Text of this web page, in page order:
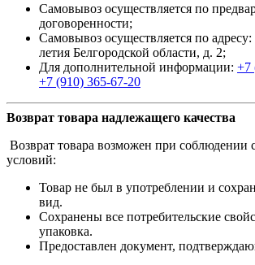
Самовывоз осуществляется по
договоренности;
Самовывоз осуществляется по
летия Белгородской области, д. 2;
Для дополнительной информации: +7
+7 (910) 365-67-20
Возврат товара надлежащего качества
Возврат товара возможен при соблюдении
условий:
Товар не был в употреблении и
вид.
Сохранены все потребительские
упаковка.
Предоставлен документ,